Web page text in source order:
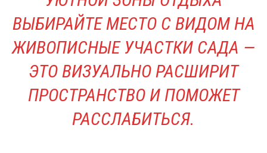
ВЫБИРАЙТЕ МЕСТО С ВИДОМ НА
ЖИВОПИСНЫЕ УЧАСТКИ САДА —
ЭТО ВИЗУАЛЬНО РАСШИРИТ
ПРОСТРАНСТВО И ПОМОЖЕТ
РАССЛАБИТЬСЯ.